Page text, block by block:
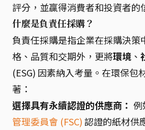
評分，並贏得消費者和投資者的
什麼是負責任採購？
負責任採購是指企業在採購決策
格、品質和交期外，更將環境 、
(ESG) 因素納入考量。在環保包
著：
選擇具有永續認證的供應商： 例
管理委員會 (FSC)認證的紙材供